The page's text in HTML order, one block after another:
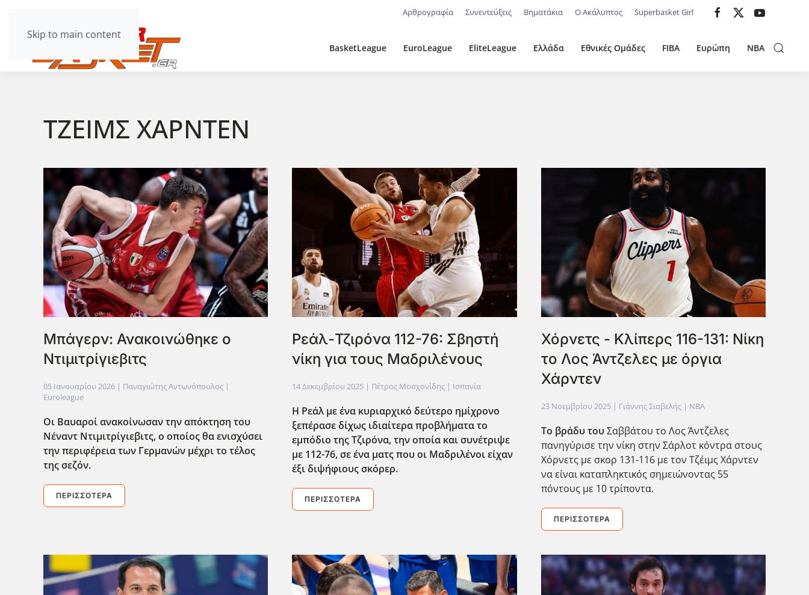
Skip to main content
Αρθρογραφία Συνεντεύξεις Βηματάκια Ο Ακάλυπτος Superbasket Girl
BasketLeague EuroLeague EliteLeague Ελλάδα Εθνικές Ομάδες FIBA Ευρώπη NBA
ΤΖΕΙΜΣ ΧΑΡΝΤΕΝ
Μπάγερν: Ανακοινώθηκε ο
Ντιμιτρίγιεβιτς
05 Ιανουαρίου 2026 | Παναγιώτης Αντωνόπουλος |
Euroleague
Οι Βαυαροί ανακοίνωσαν την απόκτηση του
Νέναντ Ντιμιτρίγιεβιτς, ο οποίος θα ενισχύσει
την περιφέρεια των Γερμανών μέχρι το τέλος
της σεζόν.
ΠΕΡΙΣΣΌΤΕΡΑ
Ρεάλ-Τζιρόνα 112-76: Σβηστή
νίκη για τους Μαδριλένους
14 Δεκεμβρίου 2025 | Πέτρος Μοσχονίδης | Ισπανία
Η Ρεάλ με ένα κυριαρχικό δεύτερο ημίχρονο
ξεπέρασε δίχως ιδιαίτερα προβλήματα το
εμπόδιο της Τζιρόνα, την οποία και συνέτριψε
με 112-76, σε ένα ματς που οι Μαδριλένοι είχαν
έξι διψήφιους σκόρερ.
ΠΕΡΙΣΣΌΤΕΡΑ
Χόρνετς - Κλίπερς 116-131: Νίκη
το Λος Άντζελες με όργια
Χάρντεν
23 Νοεμβρίου 2025| Γιάννης Σιαβελής | NBA
Το βράδυ τουΣαββάτου το Λος Άντζελες
πανηγύρισε την νίκη στην Σάρλοτ κόντρα στους
Χόρνετς με σκορ 131-116 με τον Τζέιμς Χάρντεν
να είναι καταπληκτικός σημειώνοντας 55
πόντους με 10 τρίποντα.
ΠΕΡΙΣΣΌΤΕΡΑ